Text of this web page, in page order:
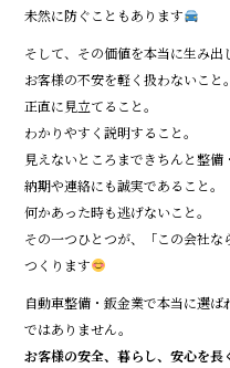
未然に防ぐこともあります
そして、その価値を本当に生み出
お客様の不安を軽く扱わないこと。
正直に見立てること。
わかりやすく説明すること。
見えないところまできちんと整備
納期や連絡にも誠実であること。
何かあった時も逃げないこと。
その一つひとつが、「この会社
つくります
自動車整備・鈑金業で本当に選
ではありません。
お客様の安全、暮らし、安心を